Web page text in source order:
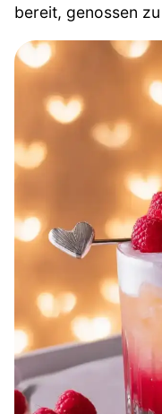
bereit, genossen